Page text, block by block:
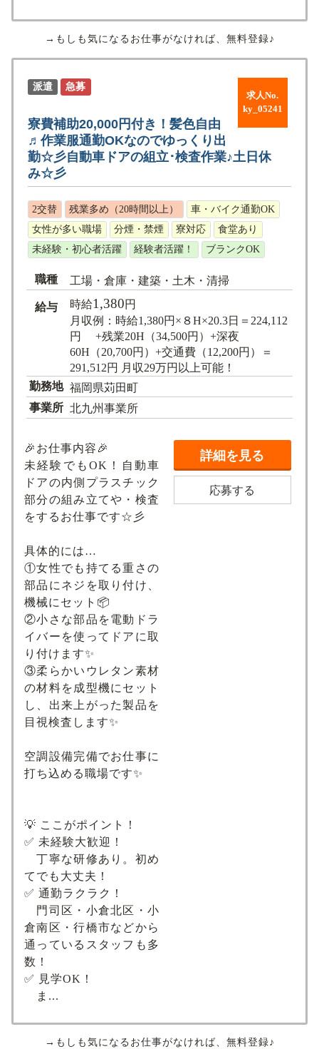
→もしも気になるお仕事がなければ、無料登録♪
求人No.
ky_05241
派遣 急募
寮費補助20,000円付き！髪色自由
♬作業服通勤OKなのでゆっくり出
勤☆彡自動車ドアの組立･検査作業♪土日休
み☆彡
2交替 残業多め（20時間以上）
車・バイク通勤OK
女性が多い職場
分煙・禁煙 寮対応
食堂あり
未経験・初心者活躍
経験者活躍！ ブランクOK
職種 工場・倉庫・建築・土木・清掃
給与 時給1,380円
月収例：時給1,380円×８H×20.3日＝224,112
円 +残業20H（34,500円）+深夜
60H（20,700円）+交通費（12,200円）＝
291,512円 月収29万円以上可能！
勤務地 福岡県苅田町
事業所 北九州事業所
🎉お仕事内容🎉
未経験でもOK！自動車
ドアの内側プラスチック
部分の組み立てや・検査
をするお仕事です☆彡
具体的には…
①女性でも持てる重さの
部品にネジを取り付け、
機械にセット📦
②小さな部品を電動ドラ
イバーを使ってドアに取
り付けます✨
③柔らかいウレタン素材
の材料を成型機にセット
し、出来上がった製品を
目視検査します✨
空調設備完備でお仕事に
打ち込める職場です✨
💡 ここがポイント！
✅ 未経験大歓迎！
丁寧な研修あり。初め
てでも大丈夫！
✅ 通勤ラクラク！
門司区・小倉北区・小
倉南区・行橋市などから
通っているスタッフも多
数！
✅ 見学OK！
ま...
詳細を見る
応募する
→もしも気になるお仕事がなければ、無料登録♪